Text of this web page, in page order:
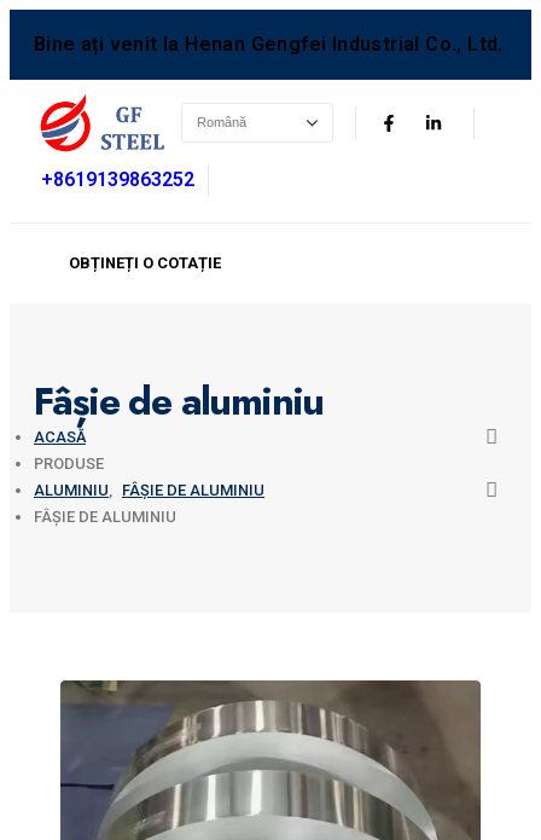
Bine ați venit la Henan Gengfei Industrial Co., Ltd.
+8619139863252
OBȚINEȚI O COTAȚIE
Fâșie de aluminiu
ACASĂ
PRODUSE
ALUMINIU
FÂȘIE DE ALUMINIU
FÂȘIE DE ALUMINIU